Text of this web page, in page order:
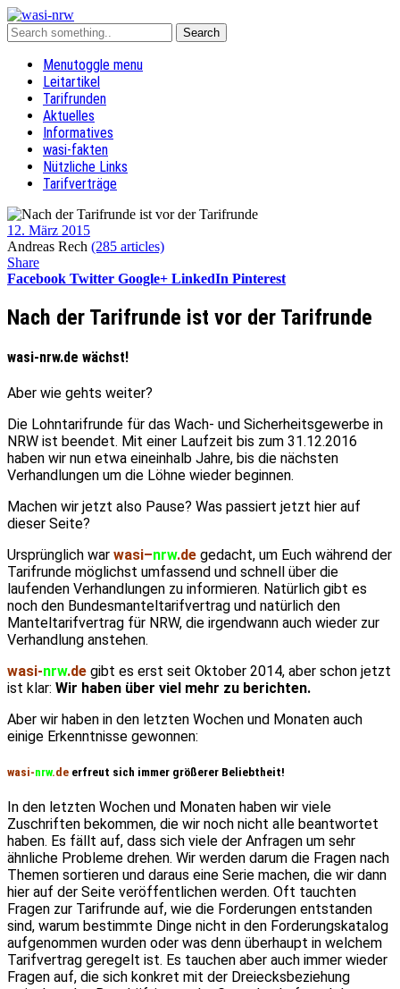
Menutoggle menu
Leitartikel
Tarifrunden
Aktuelles
Informatives
wasi-fakten
Nützliche Links
Tarifverträge
12. März 2015
Andreas Rech (285 articles)
Share
Facebook Twitter Google+ LinkedIn Pinterest
Nach der Tarifrunde ist vor der Tarifrunde
wasi-nrw.de wächst!
Aber wie gehts weiter?
Die Lohntarifrunde für das Wach- und Sicherheitsgewerbe in
NRW ist beendet. Mit einer Laufzeit bis zum 31.12.2016
haben wir nun etwa eineinhalb Jahre, bis die nächsten
Verhandlungen um die Löhne wieder beginnen.
Machen wir jetzt also Pause? Was passiert jetzt hier auf
dieser Seite?
Ursprünglich war wasi–nrw.de gedacht, um Euch während der
Tarifrunde möglichst umfassend und schnell über die
laufenden Verhandlungen zu informieren. Natürlich gibt es
noch den Bundesmanteltarifvertrag und natürlich den
Manteltarifvertrag für NRW, die irgendwann auch wieder zur
Verhandlung anstehen.
wasi-nrw.de gibt es erst seit Oktober 2014, aber schon jetzt
ist klar: Wir haben über viel mehr zu berichten.
Aber wir haben in den letzten Wochen und Monaten auch
einige Erkenntnisse gewonnen:
wasi-nrw.de erfreut sich immer größerer Beliebtheit!
In den letzten Wochen und Monaten haben wir viele
Zuschriften bekommen, die wir noch nicht alle beantwortet
haben. Es fällt auf, dass sich viele der Anfragen um sehr
ähnliche Probleme drehen. Wir werden darum die Fragen nach
Themen sortieren und daraus eine Serie machen, die wir dann
hier auf der Seite veröffentlichen werden. Oft tauchten
Fragen zur Tarifrunde auf, wie die Forderungen entstanden
sind, warum bestimmte Dinge nicht in den Forderungskatalog
aufgenommen wurden oder was denn überhaupt in welchem
Tarifvertrag geregelt ist. Es tauchen aber auch immer wieder
Fragen auf, die sich konkret mit der Dreiecksbeziehung